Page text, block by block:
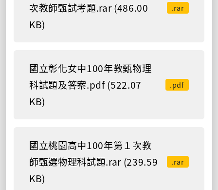
次教師甄試考題.rar (486.00
KB)
.rar
國立彰化女中100年教甄物理
科試題及答案.pdf (522.07
KB)
.pdf
國立桃園高中100年第１次教
師甄選物理科試題.rar (239.59
KB)
.rar